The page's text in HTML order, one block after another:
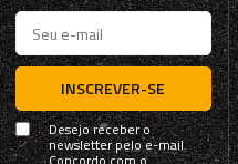
INSCREVER-SE
Desejo receber o
newsletter pelo e-mail.